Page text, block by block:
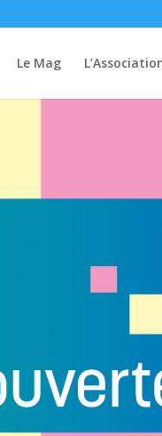
Le Mag